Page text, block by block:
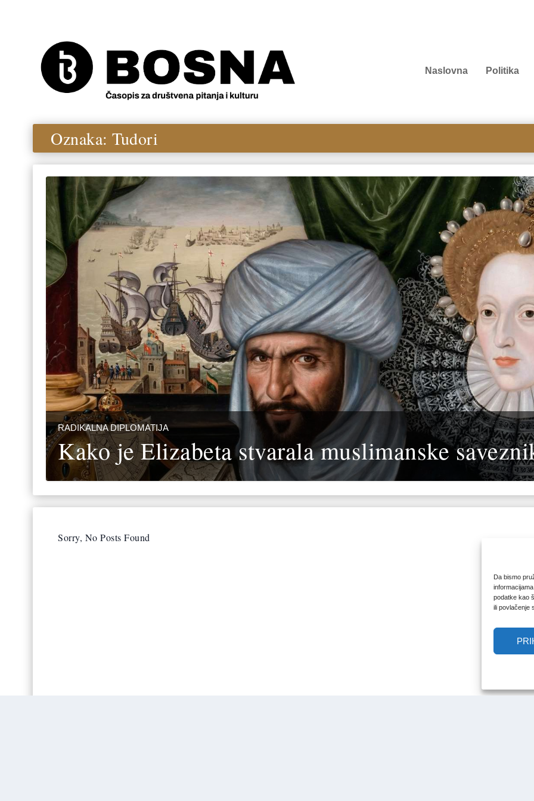
Da bismo
podatke kao
ili povlačenje
Naslovna Politika
Oznaka:Tudori
RADIKALNA DIPLOMATIJA
Kako je Elizabeta stvarala muslimanske
Sorry, No Posts Found